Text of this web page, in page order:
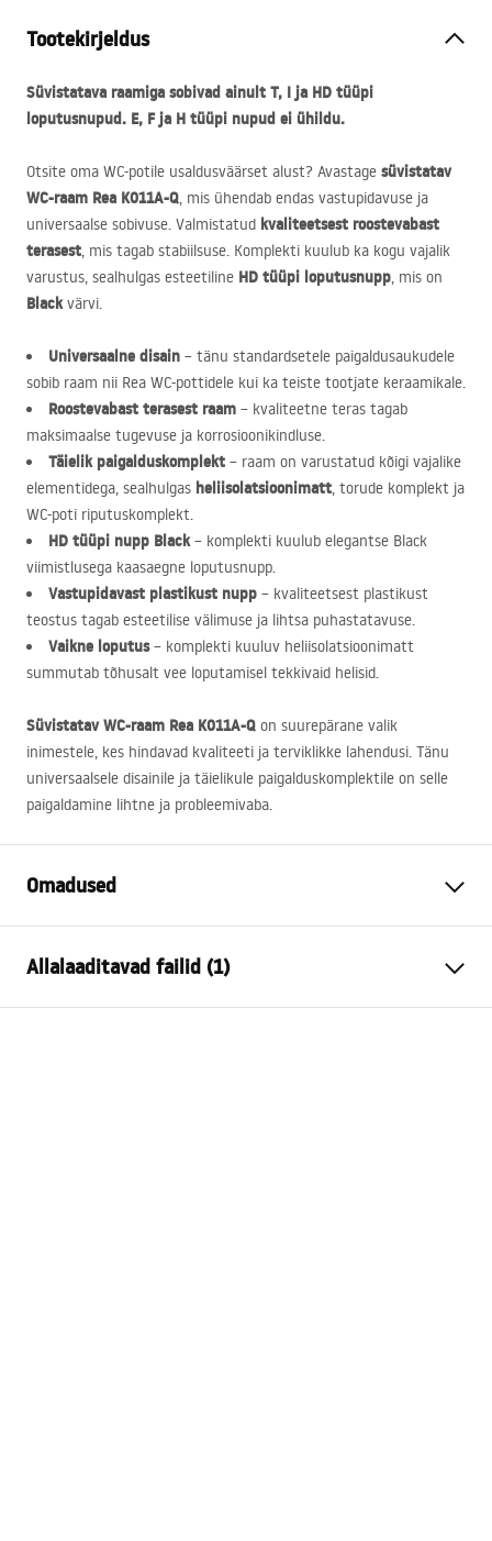
Tootekirjeldus
Süvistatava raamiga sobivad ainult T, I ja HD tüüpi
loputusnupud. E, F ja H tüüpi nupud ei ühildu.
Otsite oma WC-potile usaldusväärset alust? Avastage süvistatav
WC-raam Rea K011A-Q, mis ühendab endas vastupidavuse ja
universaalse sobivuse. Valmistatud kvaliteetsest roostevabast
terasest, mis tagab stabiilsuse. Komplekti kuulub ka kogu vajalik
varustus, sealhulgas esteetiline HD tüüpi loputusnupp, mis on
Blackvärvi.
Universaalne disain – tänu standardsetele paigaldusaukudele
sobib raam nii Rea WC-pottidele kui ka teiste tootjate keraamikale.
Roostevabast terasest raam – kvaliteetne teras tagab
maksimaalse tugevuse ja korrosioonikindluse.
Täielik paigalduskomplekt – raam on varustatud kõigi vajalike
elementidega, sealhulgas heliisolatsioonimatt, torude komplekt ja
WC-poti riputuskomplekt.
HD tüüpi nupp Black– komplekti kuulub elegantse Black
viimistlusega kaasaegne loputusnupp.
Vastupidavast plastikust nupp – kvaliteetsest plastikust
teostus tagab esteetilise välimuse ja lihtsa puhastatavuse.
Vaikne loputus– komplekti kuuluv heliisolatsioonimatt
summutab tõhusalt vee loputamisel tekkivaid helisid.
Süvistatav WC-raam Rea K011A-Q on suurepärane valik
inimestele, kes hindavad kvaliteeti ja terviklikke lahendusi. Tänu
universaalsele disainile ja täielikule paigalduskomplektile on selle
paigaldamine lihtne ja probleemivaba.
Omadused
Mudel
Ühilduvad loputusnupud
Tüüp HD
Allalaaditavad failid (1)